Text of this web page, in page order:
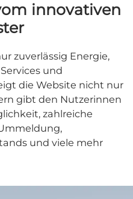
innovativen
zuverlässig Energie,
und
die Website nicht nur
gibt den Nutzerinnen
zahlreiche
und viele mehr